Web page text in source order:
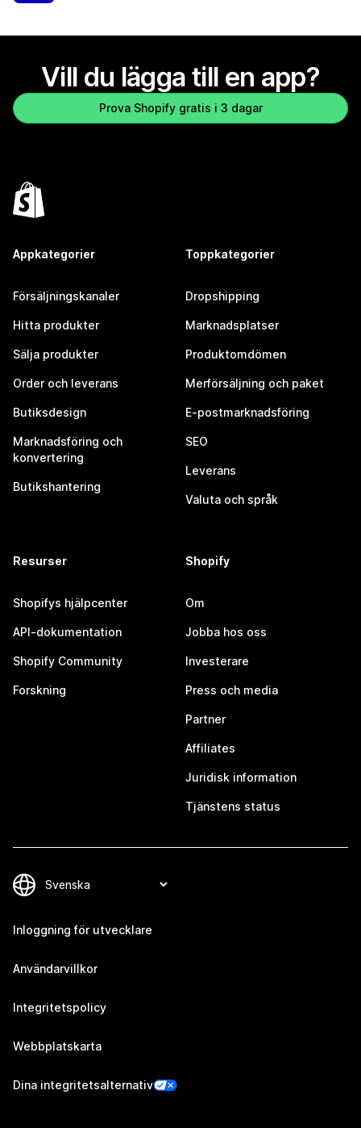
Vill du lägga till en app?
Prova Shopify gratis i 3 dagar
Appkategorier
Försäljningskanaler
Hitta produkter
Sälja produkter
Order och leverans
Butiksdesign
Marknadsföring och
konvertering
Butikshantering
Toppkategorier
Dropshipping
Marknadsplatser
Produktomdömen
Merförsäljning och paket
E-postmarknadsföring
SEO
Leverans
Valuta och språk
Resurser
Shopifys hjälpcenter
API-dokumentation
Shopify Community
Forskning
Shopify
Om
Jobba hos oss
Investerare
Press och media
Partner
Affiliates
Juridisk information
Tjänstens status
Inloggning för utvecklare
Användarvillkor
Integritetspolicy
Webbplatskarta
Dina integritetsalternativ